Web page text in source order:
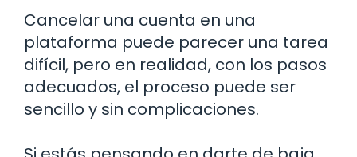
Cancelar una cuenta en una
plataforma puede parecer una tarea
difícil, pero en realidad, con los pasos
adecuados, el proceso puede ser
sencillo y sin complicaciones.